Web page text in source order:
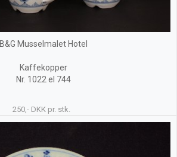
B&G Musselmalet Hotel
Kaffekopper
Nr. 1022 el 744
250,- DKK pr. stk.